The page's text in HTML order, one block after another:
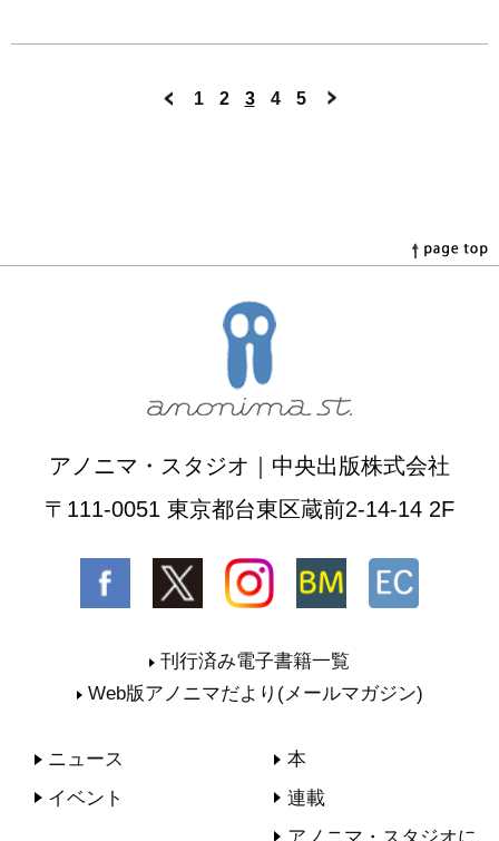
1 2 3 4 5
アノニマ・スタジオ｜中央出版株式会社
〒111-0051 東京都台東区蔵前2-14-14 2F
刊行済み電子書籍一覧
Web版アノニマだより(メールマガジン)
ニュース
本
イベント
連載